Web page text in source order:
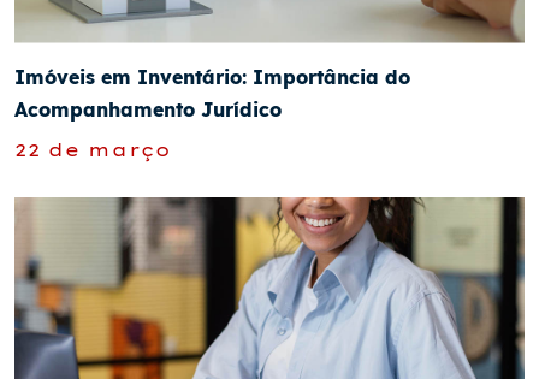
Imóveis em Inventário: Importância do
Acompanhamento Jurídico
22 de março